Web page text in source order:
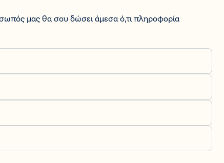
μας θα σου δώσει άμεσα ό,τι πληροφορία